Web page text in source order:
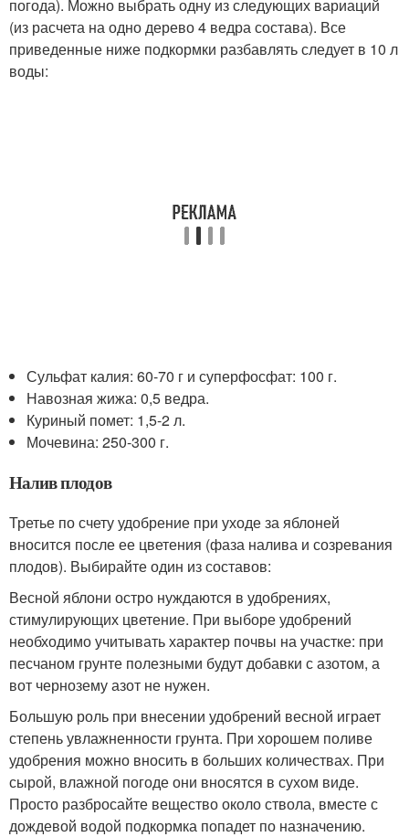
погода). Можно выбрать одну из следующих вариаций
(из расчета на одно дерево 4 ведра состава). Все
приведенные ниже подкормки разбавлять следует в 10 л
воды:
Сульфат калия: 60-70 г и суперфосфат: 100 г.
Навозная жижа: 0,5 ведра.
Куриный помет: 1,5-2 л.
Мочевина: 250-300 г.
Налив плодов
Третье по счету удобрение при уходе за яблоней
вносится после ее цветения (фаза налива и созревания
плодов). Выбирайте один из составов:
Весной яблони остро нуждаются в удобрениях,
стимулирующих цветение. При выборе удобрений
необходимо учитывать характер почвы на участке: при
песчаном грунте полезными будут добавки с азотом, а
вот чернозему азот не нужен.
Большую роль при внесении удобрений весной играет
степень увлажненности грунта. При хорошем поливе
удобрения можно вносить в больших количествах. При
сырой, влажной погоде они вносятся в сухом виде.
Просто разбросайте вещество около ствола, вместе с
дождевой водой подкормка попадет по назначению.